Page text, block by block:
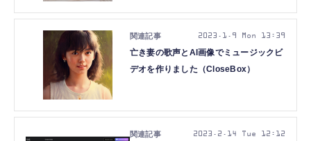
亡き妻の歌声とAI画像でミュージックビ
デオを作りました（CloseBox）
2023.1.9 Mon 13:39
2023.2.14 Tue 12:12